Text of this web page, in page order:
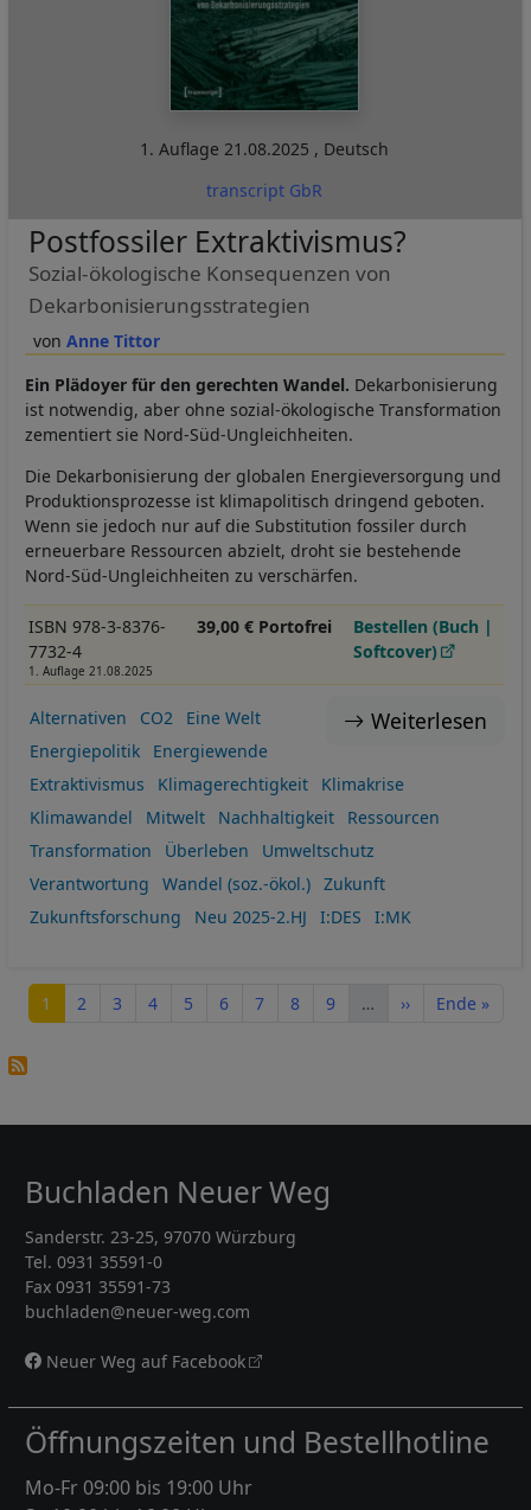
1. Auflage21.08.2025 , Deutsch
transcript GbR
Anne Tittor
Postfossiler Extraktivismus?
Sozial-ökologische Konsequenzen von
Dekarbonisierungsstrategien
Ein Plädoyer für den gerechten Wandel. Dekarbonisierung
ist notwendig, aber ohne sozial-ökologische Transformation
zementiert sie Nord-Süd-Ungleichheiten.
Die Dekarbonisierung der globalen Energieversorgung und
Produktionsprozesse ist klimapolitisch dringend geboten.
Wenn sie jedoch nur auf die Substitution fossiler durch
erneuerbare Ressourcen abzielt, droht sie bestehende
Nord-Süd-Ungleichheiten zu verschärfen.
ISBN 978-3-8376-
7732-4
1. Auflage 21.08.2025
39,00 € Portofrei
Bestellen (Buch |
Softcover)
Weiterlesen
Alternativen CO2
Eine Welt
Energiepolitik
Energiewende
Extraktivismus
Klimagerechtigkeit
Klimakrise
Klimawandel
Mitwelt Nachhaltigkeit
Ressourcen
Transformation
Überleben
Umweltschutz
Verantwortung
Wandel (soz.-ökol.)
Zukunft
Zukunftsforschung
Neu 2025-2.HJ I:DES I:MK
Seite
1 Seite
2 Seite
3 Seite
4 Seite
5 Seite
6 Seite
7 Seite
8 Seite
9 … Nächste Seite
›› Letzte Seite
Ende »
Buchladen Neuer Weg
Sanderstr. 23-25, 97070 Würzburg
Tel. 0931 35591-0
Fax 0931 35591-73
buchladen@neuer-weg.com
Neuer Weg auf Facebook
Öffnungszeiten und Bestellhotline
Mo-Fr 09:00 bis 19:00 Uhr